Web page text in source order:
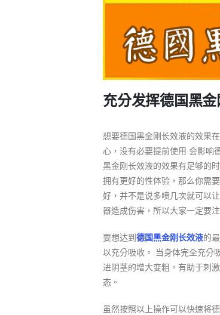
充分发挥德国黑
想要德国黑金刚长效液的效果
心，没有必要提前使用 会影响
黑金刚长效液的效果有足够的
拥有更好的性体验，那么你需
好，并不是说多喷几次就可以
器造成伤害，所以大家一定要
要想达到德国黑金刚长效液的
以充分吸收。 当身体完全充分
进阴茎的增大变粗，有助于刺
态。
虽然按照以上操作可以快速将